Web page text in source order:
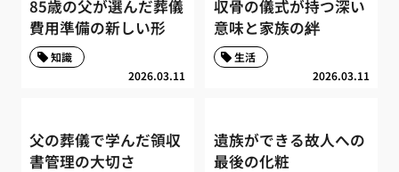
85歳の父が選んだ葬儀
費用準備の新しい形
2026.03.11
知識
収骨の儀式が持つ深い
意味と家族の絆
2026.03.11
生活
父の葬儀で学んだ領収
書管理の大切さ
遺族ができる故人への
最後の化粧